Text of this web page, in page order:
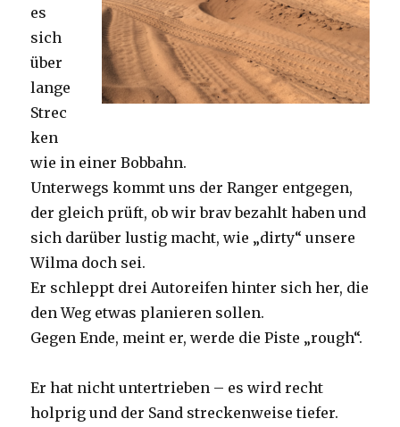
es
sich
über
lange
Strec
ken
wie in einer Bobbahn.
Unterwegs kommt uns der Ranger entgegen,
der gleich prüft, ob wir brav bezahlt haben und
sich darüber lustig macht, wie „dirty“ unsere
Wilma doch sei.
Er schleppt drei Autoreifen hinter sich her, die
den Weg etwas planieren sollen.
Gegen Ende, meint er, werde die Piste „rough“.
Er hat nicht untertrieben – es wird recht
holprig und der Sand streckenweise tiefer.